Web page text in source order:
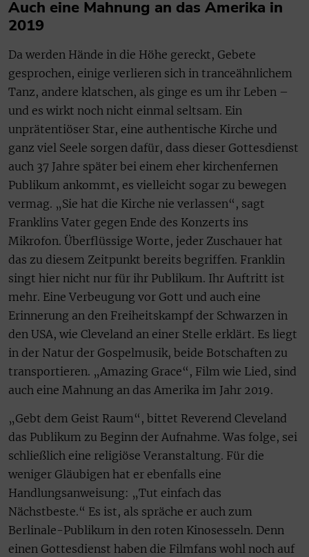
Auch eine Mahnung an das Amerika in
2019
Da werden Hände in die Höhe gereckt, Gebete
gesprochen, einige verlieren sich in tranceähnlichem
Tanz, andere klatschen, als ginge es um ihr Leben –
und es wirkt noch nicht einmal seltsam. Ein
unprätentiöser Star, eine authentische Kirche und
ganz viel Seele sorgen dafür, dass dieser Gottesdienst
auch 37 Jahre später bei einem eher kirchenfernen
Publikum ankommt, es vielleicht sogar zu bewegen
vermag. „Sie hat die Kirche nie verlassen“, sagt
Franklins Vater gegen Ende des Konzerts ins
Mikrofon. Überflüssige Worte, jeder Zuschauer hat
das zu diesem Zeitpunkt bereits begriffen. Franklin
singt hier nicht nur für ihr Publikum. Ihr Auftritt ist
mehr. Eine Verbeugung vor Gott und auch eine
Erinnerung an den Freiheitskampf der Schwarzen in
den USA, wie Cleveland an einer Stelle erklärt. Es liegt
in der Natur der Gospelmusik, beide Botschaften zu
transportieren. „Amazing Grace“, Film wie Lied, sind
auch eine Mahnung an das Amerika im Jahr 2019.
„Gebt dem Geist Raum“, bittet Reverend Cleveland
das Publikum zu Beginn der Aufnahme. Was folge, sei
schließlich eine religiöse Veranstaltung. Für die
weniger Gläubigen hat er ebenfalls eine
Handlungsanweisung: „Tut einfach das
Nächstbeste.“ Es ist, als spräche er auch zum
Berlinale-Publikum in den roten Kinosesseln. Denn
einen Gottesdienst haben die Filmfans wohl noch auf